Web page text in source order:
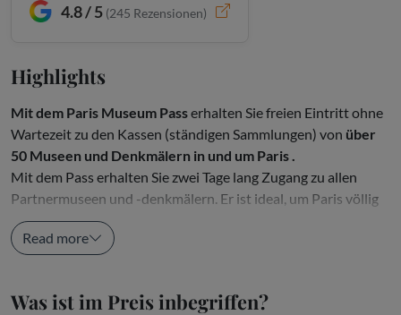
4.8 / 5 (245 Rezensionen)
Highlights
Mit dem Paris Museum Passerhalten Sie freien Eintritt ohne
Wartezeit zu den Kassen (ständigen Sammlungen) von über
50 Museen und Denkmälern in und um Paris
Mit dem Pass erhalten Sie zwei Tage lang Zugang zu allen
Partnermuseen und -denkmälern. Er ist ideal, um Paris völlig
frei zu...
Read more
Was ist im Preis inbegriffen?